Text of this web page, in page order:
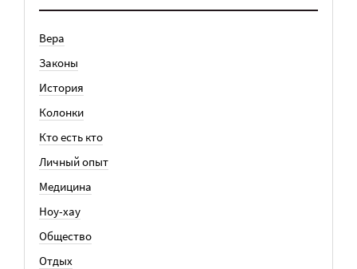
Вера
Законы
История
Колонки
Кто есть кто
Личный опыт
Медицина
Ноу-хау
Общество
Отдых